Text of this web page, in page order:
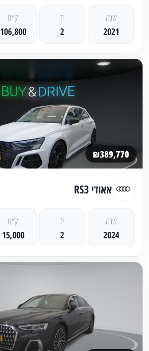
שנה
2021
יד
2
ק״מ
106,800
₪389,770
אאודי RS3
שנה
2024
יד
2
ק״מ
15,000